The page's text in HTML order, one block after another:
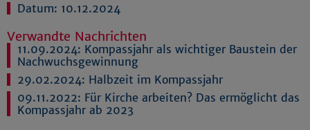
Datum: 10.12.2024
Verwandte Nachrichten
11.09.2024: Kompassjahr als wichtiger Baustein der
Nachwuchsgewinnung
29.02.2024: Halbzeit im Kompassjahr
09.11.2022: Für Kirche arbeiten? Das ermöglicht das
Kompassjahr ab 2023